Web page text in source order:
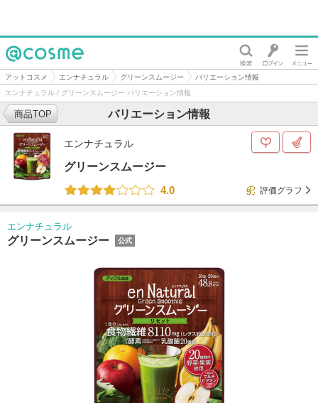
@cosme
アットコスメ エンナチュラル グリーンスムージー
バリエーション情報
エンナチュラル / グリーンスムージー バリエーション情報
バリエーション情報
商品TOP
エンナチュラル
グリーンスムージー
4.0
評価グラフ
エンナチュラル
グリーンスムージー 公式